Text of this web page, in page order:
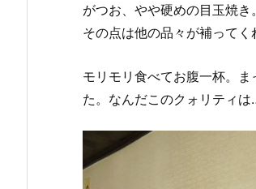
がつお、やや硬めの目玉焼
その点は他の品々が補ってく
モリモリ食べてお腹一杯。
た。なんだこのクォリティ